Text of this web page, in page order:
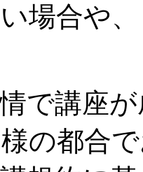
場合や
で講座
の都合